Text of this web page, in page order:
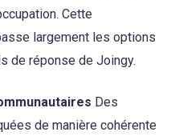
Cette
largement les options
de réponse de Joingy.
Des
de manière cohérente